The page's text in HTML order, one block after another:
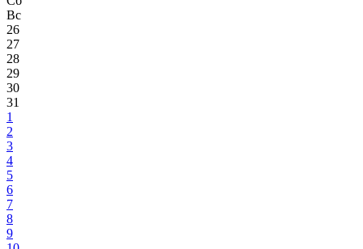
Вс
26
27
28
29
30
31
1
2
3
4
5
6
7
8
9